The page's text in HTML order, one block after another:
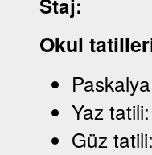
Okul
Yaz
Güz